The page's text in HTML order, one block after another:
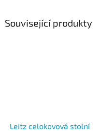
Související produkty
Leitz celokovová stolní